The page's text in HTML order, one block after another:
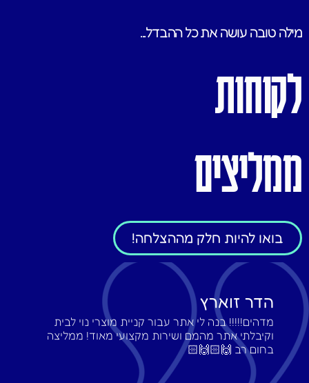
מילה טובה עושה את כל ההבדל...
לקוחות
ממליצים
בואו להיות חלק מההצלחה!
הדר זוארץ
מדהים!!!!! בנה לי אתר עבור קניית מוצרי נוי לבית
וקיבלתי אתר מהמם ושירות מקצועי מאוד! ממליצה
בחום רב 🙌🏻🙌🏻‎